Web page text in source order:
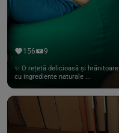
156 9
✨ O rețetă delicioasă și hrănitoare
cu ingrediente naturale ...